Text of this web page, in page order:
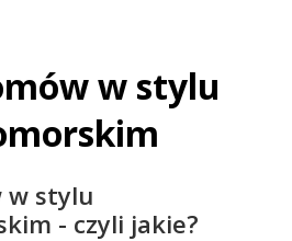
w stylu
w stylu
- czyli jakie?